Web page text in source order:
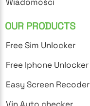
OUR PRODUCTS
Free Sim Unlocker
Free Iphone Unlocker
Easy Screen Recoder